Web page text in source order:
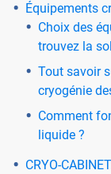
Équipements
Choix des
trouvez la
Tout savoir
cryogénie
Comment
liquide ?
CRYO-